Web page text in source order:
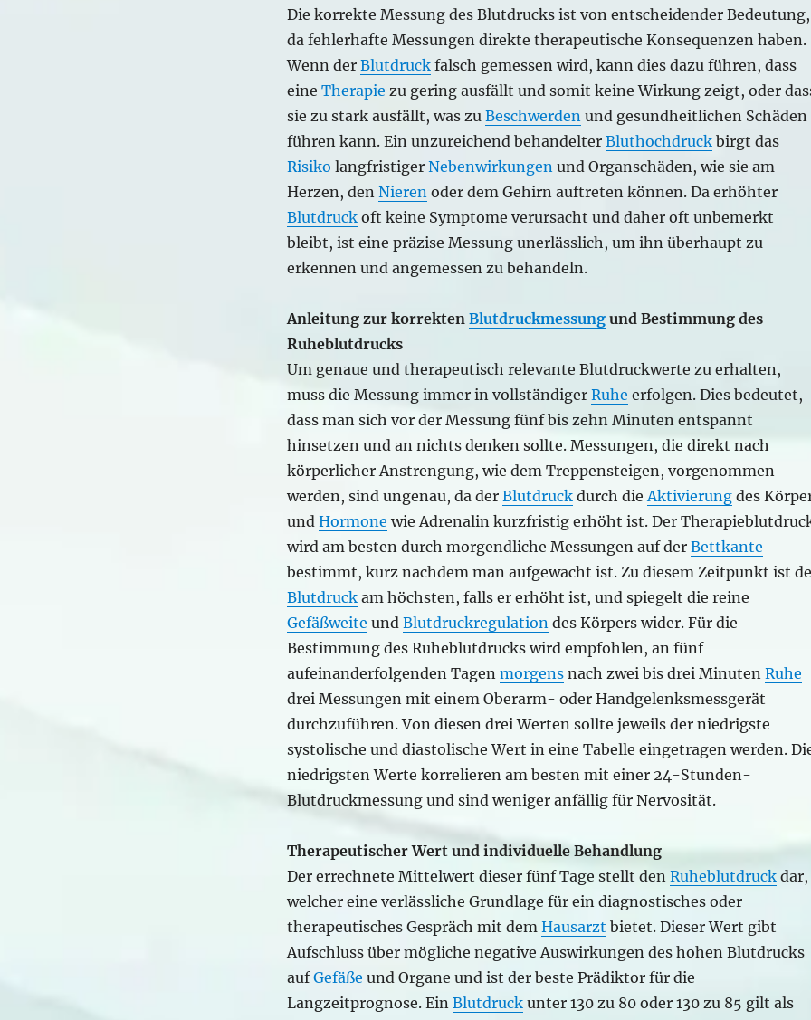
Die korrekte Messung des Blutdrucks ist von entscheidender Bedeutung,
da fehlerhafte Messungen direkte therapeutische Konsequenzen haben.
Wenn der Blutdruckfalsch gemessen wird, kann dies dazu führen, dass
eine Therapie zu gering ausfällt und somit keine Wirkung zeigt, oder
sie zu stark ausfällt, was zu Beschwerden und gesundheitlichen Schäden
führen kann. Ein unzureichend behandelter Bluthochdruckbirgt das
Risiko langfristiger Nebenwirkungen und Organschäden, wie sie am
Herzen, den Nieren oder dem Gehirn auftreten können. Da erhöhter
Blutdruckoft keine Symptome verursacht und daher oft unbemerkt
bleibt, ist eine präzise Messung unerlässlich, um ihn überhaupt zu
erkennen und angemessen zu behandeln.
Anleitung zur korrekten Blutdruckmessungund Bestimmung des
Ruheblutdrucks
Um genaue und therapeutisch relevante Blutdruckwerte zu erhalten,
muss die Messung immer in vollständiger Ruhe erfolgen. Dies bedeutet,
dass man sich vor der Messung fünf bis zehn Minuten entspannt
hinsetzen und an nichts denken sollte. Messungen, die direkt nach
körperlicher Anstrengung, wie dem Treppensteigen, vorgenommen
werden, sind ungenau, da der Blutdruckdurch die Aktivierungdes
und Hormone wie Adrenalin kurzfristig erhöht ist. Der
wird am besten durch morgendliche Messungen auf der Bettkante
bestimmt, kurz nachdem man aufgewacht ist. Zu diesem Zeitpunkt ist
Blutdruckam höchsten, falls er erhöht ist, und spiegelt die reine
Gefäßweite und Blutdruckregulation des Körpers wider. Für die
Bestimmung des Ruheblutdrucks wird empfohlen, an fünf
aufeinanderfolgenden Tagen morgensnach zwei bis drei Minuten Ruhe
drei Messungen mit einem Oberarm- oder Handgelenksmessgerät
durchzuführen. Von diesen drei Werten sollte jeweils der niedrigste
systolische und diastolische Wert in eine Tabelle eingetragen werden.
niedrigsten Werte korrelieren am besten mit einer 24-Stunden-
Blutdruckmessung und sind weniger anfällig für Nervosität.
Therapeutischer Wert und individuelle Behandlung
Der errechnete Mittelwert dieser fünf Tage stellt den Ruheblutdruckdar,
welcher eine verlässliche Grundlage für ein diagnostisches oder
therapeutisches Gespräch mit dem Hausarzt bietet. Dieser Wert gibt
Aufschluss über mögliche negative Auswirkungen des hohen Blutdrucks
aufGefäße und Organe und ist der beste Prädiktor für die
Langzeitprognose. Ein Blutdruckunter 130 zu 80 oder 130 zu 85 gilt als